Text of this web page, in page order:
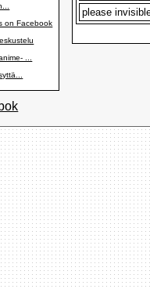
on Facebook
...
please